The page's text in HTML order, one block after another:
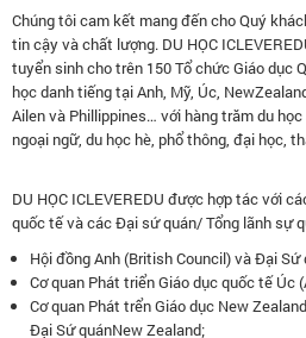
Chúng tôi cam kết mang đến cho Quý
tin cậy và chất lượng. DU HỌC
tuyển sinh cho trên 150 Tổ chức Giáo dục
học danh tiếng tại Anh, Mỹ, Úc,
Ailen và Phillippines… với hàng trăm du
ngoại ngữ, du học hè, phổ thông, đại học,
DU HỌC ICLEVEREDU được hợp tác với
quốc tế và các Đại sứ quán/ Tổng lãnh sự
Hội đồng Anh (British Council) và Đại Sứ
Cơ quan Phát triển Giáo dục quốc tế Úc
Cơ quan Phát trển Giáo dục New
Đại Sứ quánNew Zealand;